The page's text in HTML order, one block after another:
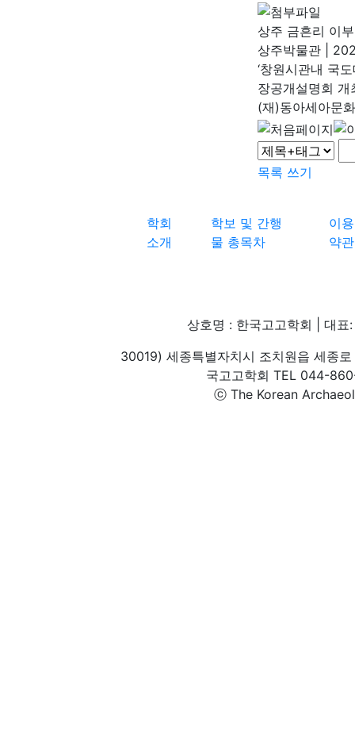
상주 금흔리 이
상주박물관
‘창원시관내 국
장공개설명회 개
(재)동아세아문
목록 쓰기
학회
소개
학보 및 간행
물 총목차
이용
약관
상호명 : 한국고고학회 | 대
30019) 세종특별자치시 조치원읍 세종
국고고학회 TEL 044-
ⓒ The Korean